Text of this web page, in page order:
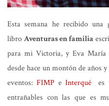
Esta semana he recibido
libroAventuras en familia
para mi Victoria, y Eva
desde hace un montón de años
eventos:FIMP e Interquées
entrañables con las que es